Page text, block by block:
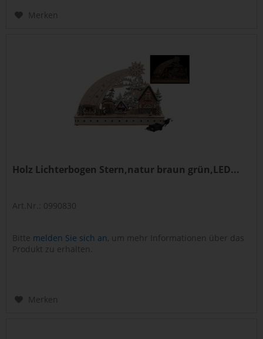
Merken
Holz Lichterbogen Stern,natur braun grün,LED...
Art.Nr.: 0990830
Bitte melden Sie sich an, um mehr Informationen über das
Produkt zu erhalten.
Merken